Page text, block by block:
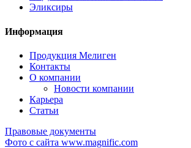
Эликсиры
Информация
Продукция Мелиген
Контакты
О компании
Новости компании
Карьера
Статьи
Правовые документы
Фото с сайта www.magnific.com